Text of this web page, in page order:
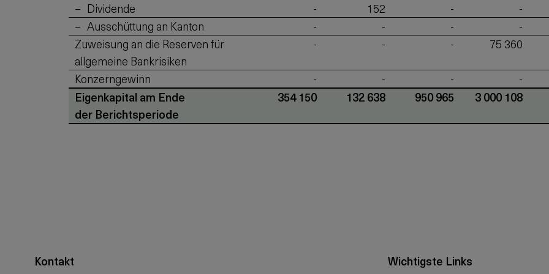
Dividende - 152 -
-
Ausschüttung an Kanton
- - -
-
Zuweisung an die Reserven für
allgemeine Bankrisiken
- - - 75 360
Konzerngewinn - - -
-
Eigenkapital am Ende
der Berichtsperiode
354 150 132 638 950 965 3 000 108
Kontakt Wichtigste Links